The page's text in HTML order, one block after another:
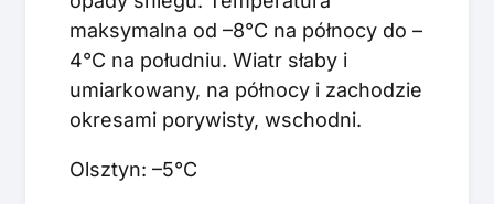
maksymalna od –8°C na północy do –
4°C na południu. Wiatr słaby i
umiarkowany, na północy i zachodzie
okresami porywisty, wschodni.
Olsztyn: –5°C